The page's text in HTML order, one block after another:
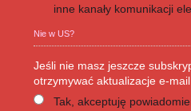
inne kanały komunikacji
Nie wUS?
Jeśli nie masz jeszcze
otrzymywać aktualizacje e-
Tak, akceptuję